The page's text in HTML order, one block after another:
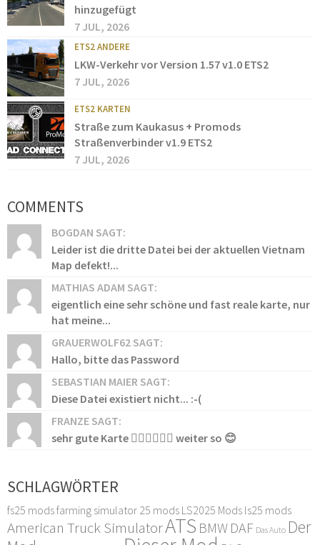
hinzugefügt
7 JUL, 2026
ETS2 ANDERE
LKW-Verkehr vor Version 1.57 v1.0 ETS2
7 JUL, 2026
ETS2 KARTEN
Straße zum Kaukasus + Promods
Straßenverbinder v1.9 ETS2
7 JUL, 2026
COMMENTS
BOGDAN SAGT:
Leider ist die dritte Datei bei der aktuellen Vietnam
Map defekt!...
MATHIAS ADAM SAGT:
eigentlich eine sehr schöne und fast reale karte, nur
hat meine...
GRAUERWOLF62 SAGT:
Hallo, bitte das Password
SEBASTIAN MAIER SAGT:
Diese Datei existiert nicht... :-(
FRANZE SAGT:
sehr gute Karte 👍🏻👍🏻👍🏻 weiter so 😊
SCHLAGWÖRTER
fs25 modsfarming simulator 25 mods LS2025 Mods ls25 mods
American Truck SimulatorATS BMW DAF Das Auto Der